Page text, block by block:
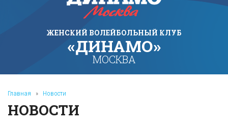
ЖЕНСКИЙ ВОЛЕЙБОЛЬНЫЙ КЛУБ
«ДИНАМО»
МОСКВА
Главная » Новости
НОВОСТИ